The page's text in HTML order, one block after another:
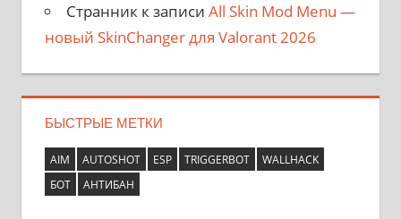
Странникк записи All Skin Mod Menu —
новый SkinChanger для Valorant 2026
БЫСТРЫЕ МЕТКИ
AIM AUTOSHOT ESP TRIGGERBOT
WALLHACK
БОТ
АНТИБАН